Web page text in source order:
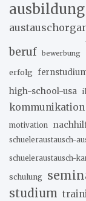
ausbildung
beruf bewerbung
erfolg
high-school-usa
kommunikation
motivation
schueleraustausch-
schueleraustausch-
schulung
studium